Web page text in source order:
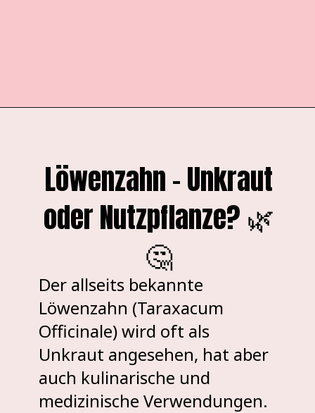
Löwenzahn – Unkraut
oder Nutzpflanze? 🌿
🤔
Der allseits bekannte
Löwenzahn (Taraxacum
Officinale) wird oft als
Unkraut angesehen, hat aber
auch kulinarische und
medizinische Verwendungen.